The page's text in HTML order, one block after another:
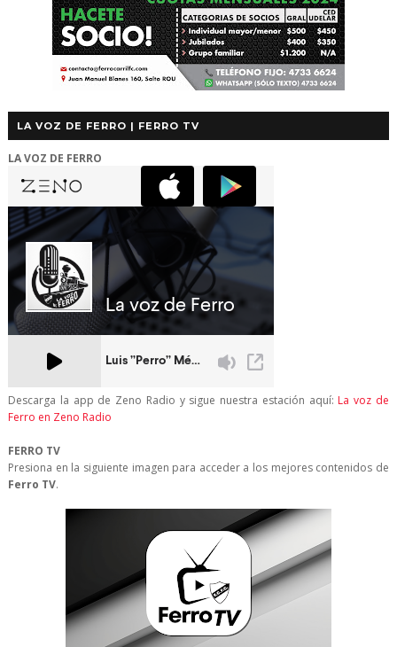
LA VOZ DE FERRO | FERRO TV
LA VOZ DE FERRO
Descarga la app de Zeno Radio y sigue nuestra estación aquí: La voz de
Ferro en Zeno Radio
FERRO TV
Presiona en la siguiente imagen para acceder a los mejores contenidos de
Ferro TV.